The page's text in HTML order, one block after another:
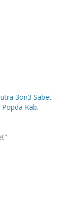
3on3 Sabet
Kab.